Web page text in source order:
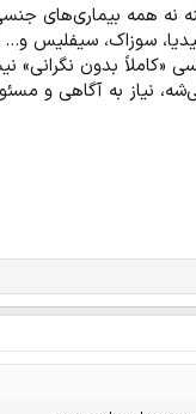
«کاملاً بدون نگرانی»
نیاز به آگاهی و